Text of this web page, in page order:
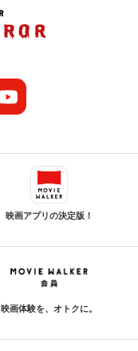
映画アプリの決定版！
映画体験を、オトクに。